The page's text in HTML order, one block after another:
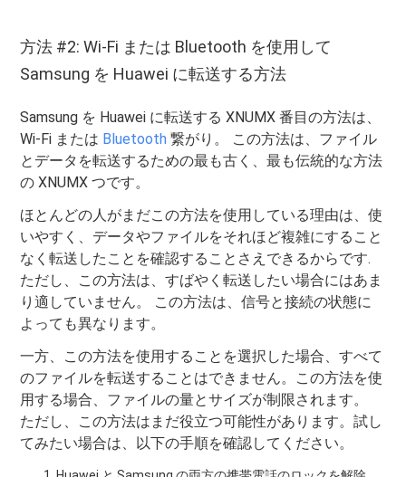
方法 #2: Wi-Fi または Bluetooth を使用して
Samsung を Huawei に転送する方法
Samsung を Huawei に転送する XNUMX 番目の方法は、
Wi-Fi または Bluetooth 繋がり。 この方法は、ファイル
とデータを転送するための最も古く、最も伝統的な方法
の XNUMX つです。
ほとんどの人がまだこの方法を使用している理由は、使
いやすく、データやファイルをそれほど複雑にすること
なく転送したことを確認することさえできるからです.
ただし、この方法は、すばやく転送したい場合にはあま
り適していません。 この方法は、信号と接続の状態に
よっても異なります。
一方、この方法を使用することを選択した場合、すべて
のファイルを転送することはできません。この方法を使
用する場合、ファイルの量とサイズが制限されます。
ただし、この方法はまだ役立つ可能性があります。試し
てみたい場合は、以下の手順を確認してください。